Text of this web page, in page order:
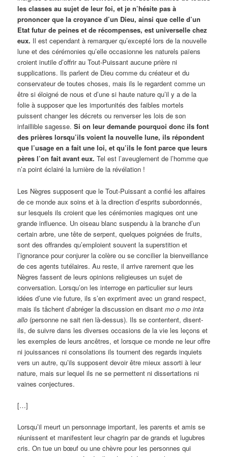
les classes au sujet de leur foi, et je n’hésite pas à
prononcer que la croyance d’un Dieu, ainsi que celle d’un
Etat futur de peines et de récompenses, est universelle chez
eux. Il est cependant à remarquer qu’excepté lors de la nouvelle
lune et des cérémonies qu’elle occasionne les naturels païens
croient inutile d’offrir au Tout-Puissant aucune prière ni
supplications. Ils parlent de Dieu comme du créateur et du
conservateur de toutes choses, mais ils le regardent comme un
être si éloigné de nous et d’une si haute nature qu’il y a de la
folie à supposer que les importunités des faibles mortels
puissent changer les décrets ou renverser les lois de son
infaillible sagesse.Si on leur demande pourquoi donc ils font
des prières lorsqu’ils voient la nouvelle lune, ils répondent
que l’usage en a fait une loi, et qu’ils le font parce que leurs
pères l’on fait avant eux. Tel est l’aveuglement de l’homme que
n’a point éclairé la lumière de la révélation !
Les Nègres supposent que le Tout-Puissant a confié les affaires
de ce monde aux soins et à la direction d’esprits subordonnés,
sur lesquels ils croient que les cérémonies magiques ont une
grande influence. Un oiseau blanc suspendu à la branche d’un
certain arbre, une tête de serpent, quelques poignées de fruits,
sont des offrandes qu’emploient souvent la superstition et
l’ignorance pour conjurer la colère ou se concilier la bienveillance
de ces agents tutélaires. Au reste, il arrive rarement que les
Nègres fassent de leurs opinions religieuses un sujet de
conversation. Lorsqu’on les interroge en particulier sur leurs
idées d’une vie future, ils s’en expriment avec un grand respect,
mais ils tâchent d’abréger la discussion en disantmo o mo inta
allo (personne ne sait rien là-dessus). Ils se contentent, disent-
ils, de suivre dans les diverses occasions de la vie les leçons et
les exemples de leurs ancêtres, et lorsque ce monde ne leur offre
ni jouissances ni consolations ils tournent des regards inquiets
vers un autre, qu’ils supposent devoir être mieux assorti à leur
nature, mais sur lequel ils ne se permettent ni dissertations ni
vaines conjectures.
[…]
Lorsqu’il meurt un personnage important, les parents et amis se
réunissent et manifestent leur chagrin par de grands et lugubres
cris. On tue un bœuf ou une chèvre pour les personnes qui